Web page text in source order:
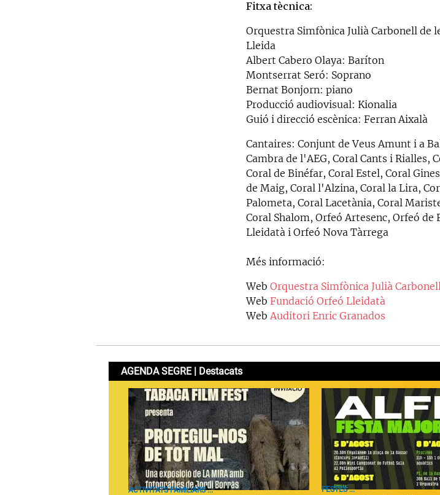
Fitxa tècnica:
Orquestra Simfònica Julià Carbonell de
Lleida
Albert Cabero Olaya: Baríton
Montserrat Seró: Soprano
Bernat Bonjorn: piano
Producció audiovisual: Kionalia
Guió i direcció escènica: Ferran Aixalà
Cantaires: Conjunt de Veus Amunt i a
Cambra de l'AEG, Coral Cants i Rialles,
Coral de Binéfar, Coral Estel, Coral
de Maig, Coral l'Alzina, Coral la Lira,
Palometa, Coral Lacetània, Coral
Coral Shalom, Orfeó Artesenc, Orfeó de
Lleidatà i Orfeó Nova Tàrrega
Més informació:
WebOrquestra Simfònica Julià Carbonell
WebFundació Orfeó Lleidatà
Web Auditori Enric Granados
AGENDA SEGRE | Destacats
ACTIVITATS FAMILIARS ... FESTES ...